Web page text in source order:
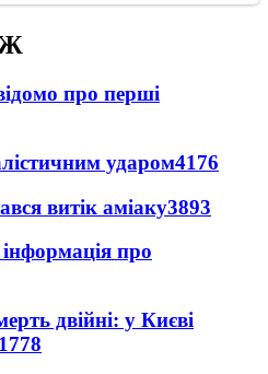
про перші
ударом4176
витік аміаку3893
про
двійні: у Києві
1778